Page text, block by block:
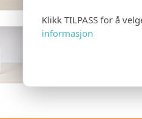
Klikk TILPASS for å
informasjon